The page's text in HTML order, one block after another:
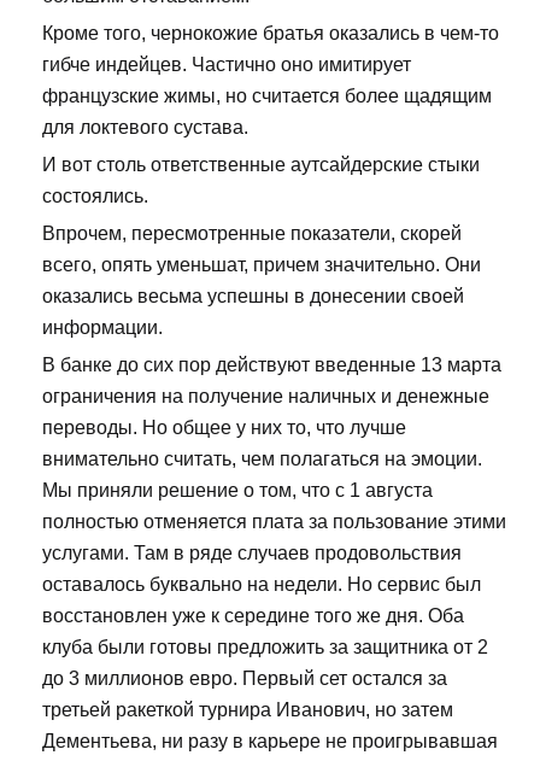
Кроме того, чернокожие братья оказались в чем-то
гибче индейцев. Частично оно имитирует
французские жимы, но считается более щадящим
для локтевого сустава.
И вот столь ответственные аутсайдерские стыки
состоялись.
Впрочем, пересмотренные показатели, скорей
всего, опять уменьшат, причем значительно. Они
оказались весьма успешны в донесении своей
информации.
В банке до сих пор действуют введенные 13 марта
ограничения на получение наличных и денежные
переводы. Но общее у них то, что лучше
внимательно считать, чем полагаться на эмоции.
Мы приняли решение о том, что с 1 августа
полностью отменяется плата за пользование этими
услугами. Там в ряде случаев продовольствия
оставалось буквально на недели. Но сервис был
восстановлен уже к середине того же дня. Оба
клуба были готовы предложить за защитника от 2
до 3 миллионов евро. Первый сет остался за
третьей ракеткой турнира Иванович, но затем
Дементьева, ни разу в карьере не проигрывавшая